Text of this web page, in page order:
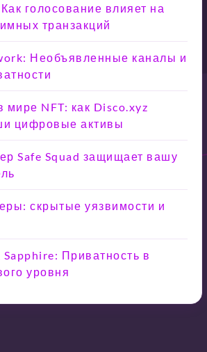
голосование влияет на
транзакций
Необъявленные каналы и
мире NFT: как Disco.xyz
цифровые активы
Safe Squad защищает вашу
скрытые уязвимости и
Приватность в
уровня